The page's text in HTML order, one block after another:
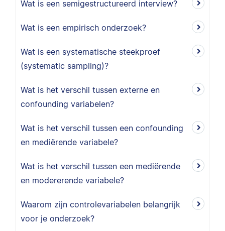
Wat is een semigestructureerd interview?
Wat is een empirisch onderzoek?
Wat is een systematische steekproef
(systematic sampling)?
Wat is het verschil tussen externe en
confounding variabelen?
Wat is het verschil tussen een confounding
en mediërende variabele?
Wat is het verschil tussen een mediërende
en modererende variabele?
Waarom zijn controlevariabelen belangrijk
voor je onderzoek?